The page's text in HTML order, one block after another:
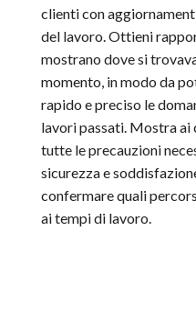
clienti con
del lavoro. Ottieni
mostrano dove si
momento, in modo da
rapido e preciso le
lavori passati. Mostra ai
tutte le precauzioni
sicurezza e
confermare quali
ai tempi di lavoro.